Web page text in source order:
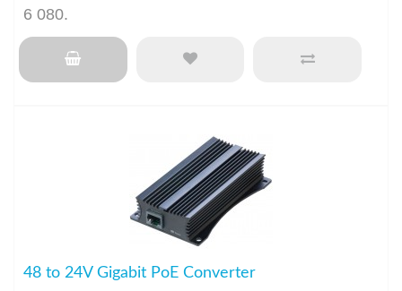
6 080.
48 to 24V Gigabit PoE Converter